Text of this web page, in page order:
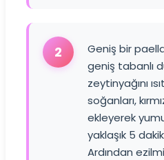
2
Geniş bir
geniş tabanlı
zeytinyağını
soğanları,
ekleyerek
yaklaşık 5
Ardından